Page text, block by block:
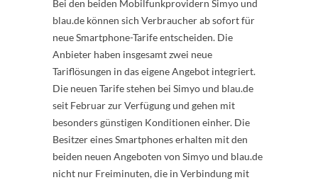
Bei den beiden Mobilfunkprovidern Simyo und
blau.de können sich Verbraucher ab sofort für
neue Smartphone-Tarife entscheiden. Die
Anbieter haben insgesamt zwei neue
Tariflösungen in das eigene Angebot integriert.
Die neuen Tarife stehen bei Simyo und blau.de
seit Februar zur Verfügung und gehen mit
besonders günstigen Konditionen einher. Die
Besitzer eines Smartphones erhalten mit den
beiden neuen Angeboten von Simyo und blau.de
nicht nur Freiminuten, die in Verbindung mit